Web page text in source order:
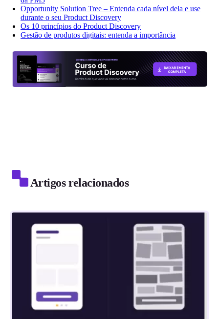
Opportunity Solution Tree – Entenda cada nível dela e use
durante o seu Product Discovery
Os 10 princípios do Product Discovery
Gestão de produtos digitais: entenda a importância
Artigos relacionados